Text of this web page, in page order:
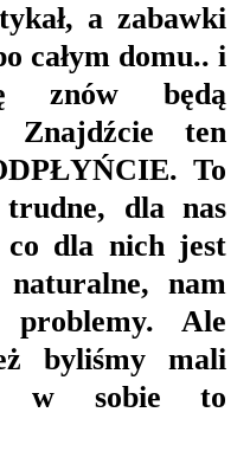
a zabawki
całym domu.. i
znów będą
Znajdźcie ten
To
dla nas
co dla nich jest
nam
problemy. Ale
byliśmy mali
w sobie to